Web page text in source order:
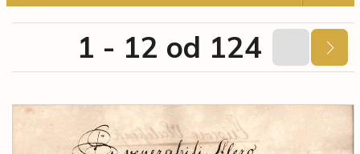
1 - 12 od 124